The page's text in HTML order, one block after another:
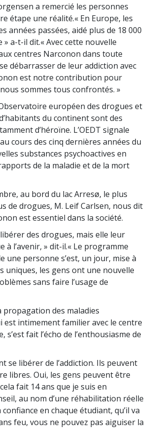
a remercié les personnes
étape une réalité.« En Europe, les
passées, aidé plus de 18 000
a-t-il dit.« Avec cette nouvelle
centres Narconon dans toute
débarrasser de leur addiction avec
est notre contribution pour
sommes tous confrontés. »
européen des drogues et
du continent sont des
d’héroïne. L’OEDT signale
cours des cinq dernières années du
substances psychoactives en
de la maladie et de la mort
au bord du lac Arresø, le plus
de drogues, M. Leif Carlsen, nous dit
est essentiel dans la société.
des drogues, mais elle leur
l’avenir, » dit-il.« Le programme
personne s’est, un jour, mise à
uniques, les gens ont une nouvelle
sans faire l’usage de
propagation des maladies
intimement familier avec le centre
fait l’écho de l’enthousiasme de
se libérer de l’addiction. Ils peuvent
libres. Oui, les gens peuvent être
fait 14 ans que je suis en
au nom d’une réhabilitation réelle
en chaque étudiant, qu’il va
feu, vous ne pouvez pas aiguiser la